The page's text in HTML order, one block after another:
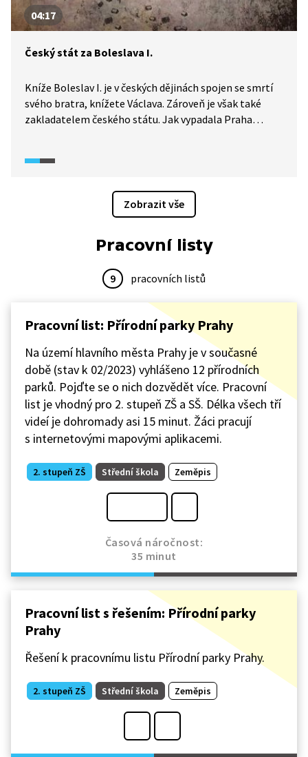
04:17
Český stát za Boleslava I.
Kníže Boleslav I. je v českých dějinách spojen se smrtí
svého bratra, knížete Václava. Zároveň je však také
zakladatelem českého státu. Jak vypadala Praha
Zobrazit vše
Pracovní listy
9 pracovních listů
Pracovní list: Přírodní parky Prahy
Na území hlavního města Prahy je v současné
době (stav k 02/2023) vyhlášeno 12 přírodních
parků. Pojďte se o nich dozvědět více. Pracovní
list je vhodný pro 2. stupeň ZŠ a SŠ. Délka všech tří
videí je dohromady asi 15 minut. Žáci pracují
s internetovými mapovými aplikacemi.
2. stupeň ZŠ Střední škola Zeměpis
Časová náročnost:
35 minut
Pracovní list s řešením: Přírodní parky
Prahy
Řešení k pracovnímu listu Přírodní parky Prahy.
2. stupeň ZŠ Střední škola Zeměpis